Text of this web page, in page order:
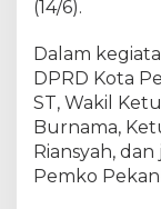
(14/6).
Dalam
DPRD Kota
ST, Wakil
Burnama,
Riansyah,
Pemko